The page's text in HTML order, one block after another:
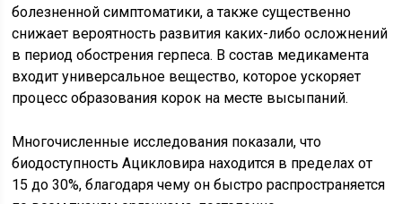
болезненной симптоматики, а также существенно
снижает вероятность развития каких-либо осложнений
в период обострения герпеса. В состав медикамента
входит универсальное вещество, которое ускоряет
процесс образования корок на месте высыпаний.
Многочисленные исследования показали, что
биодоступность Ацикловира находится в пределах от
15 до 30%, благодаря чему он быстро распространяется